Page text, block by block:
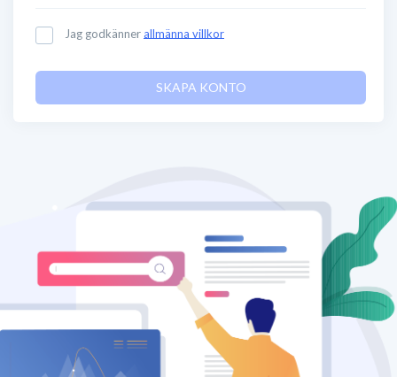
Jag godkännerallmänna villkor
SKAPA KONTO